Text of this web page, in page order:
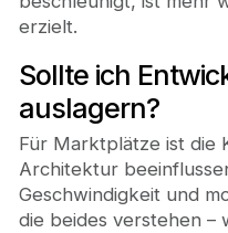
erzielt.
Sollte ich
auslagern?
Für Marktplätze ist die
Architektur
Geschwindigkeit und
die beides verstehen –